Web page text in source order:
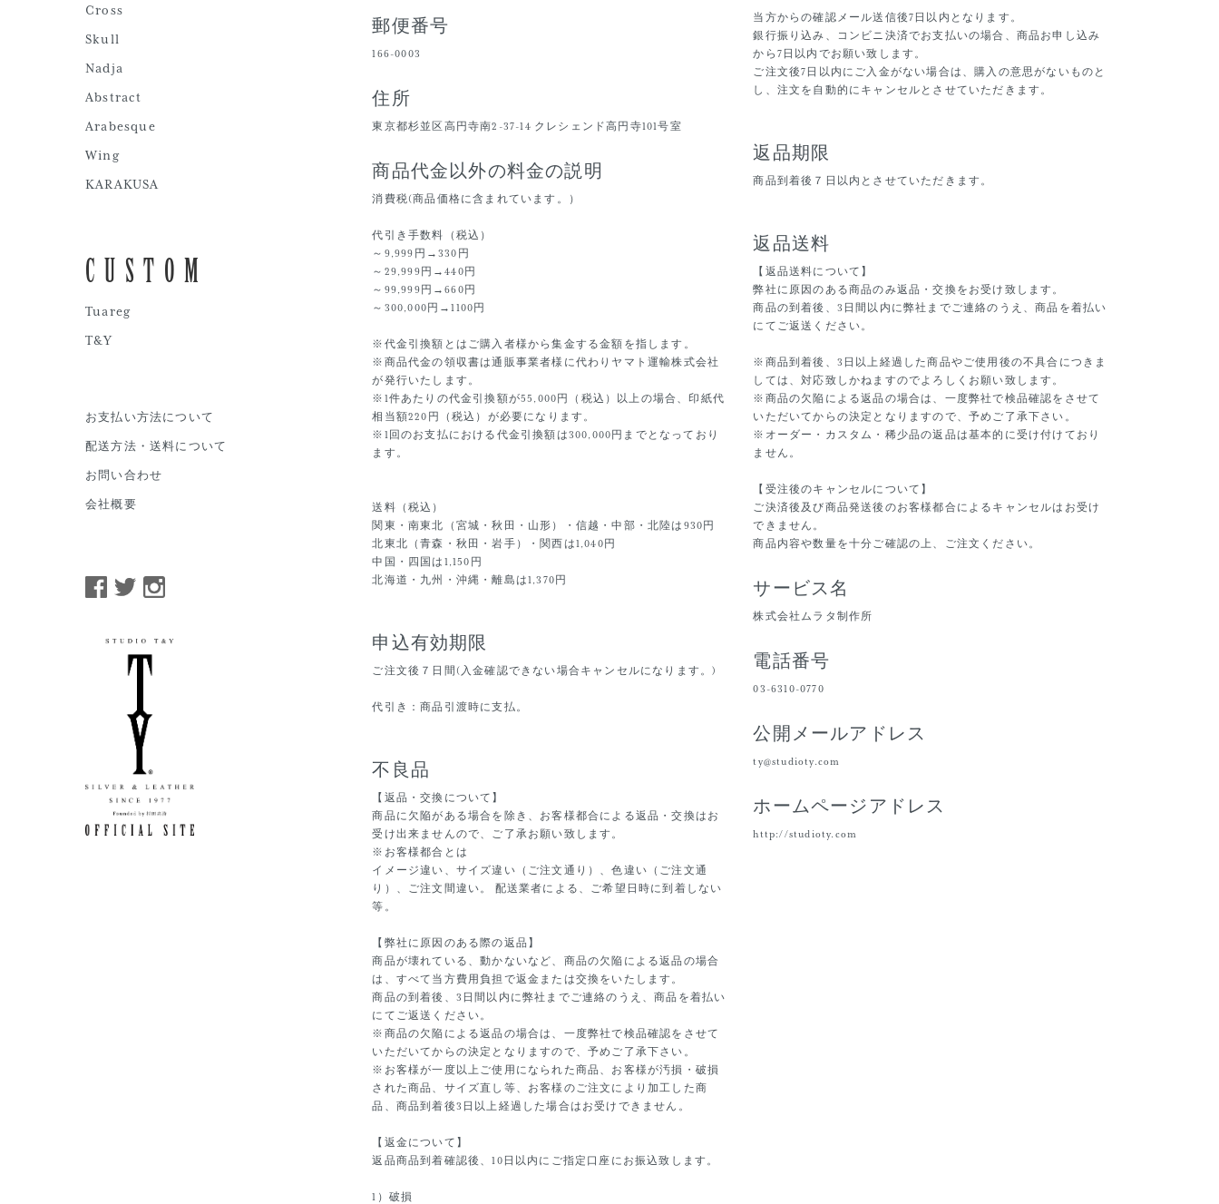
郵便番号
166-0003
住所
東京都杉並区高円寺南2-37-14 クレシェンド高円寺101号室
商品代金以外の料金の説明
消費税(商品価格に含まれています。）
代引き手数料（税込）
～9,999円→330円
～29,999円→440円
～99,999円→660円
～300,000円→1100円
※代金引換額とはご購入者様から集金する金額を指します。
※商品代金の領収書は通販事業者様に代わりヤマト運輸株式会社
が発行いたします。
※1件あたりの代金引換額が55,000円（税込）以上の場合、印紙代
相当額220円（税込）が必要になります。
※1回のお支払における代金引換額は300,000円までとなっており
ます。
送料（税込）
関東・南東北（宮城・秋田・山形）・信越・中部・北陸は930円
北東北（青森・秋田・岩手）・関西は1,040円
中国・四国は1,150円
北海道・九州・沖縄・離島は1,370円
申込有効期限
ご注文後７日間(入金確認できない場合キャンセルになります。)
代引き：商品引渡時に支払。
不良品
【返品・交換について】
商品に欠陥がある場合を除き、お客様都合による返品・交換はお
受け出来ませんので、ご了承お願い致します。
※お客様都合とは
イメージ違い、サイズ違い（ご注文通り）、色違い（ご注文通
り）、ご注文間違い。 配送業者による、ご希望日時に到着しない
等。
【弊社に原因のある際の返品】
商品が壊れている、動かないなど、商品の欠陥による返品の場合
は、すべて当方費用負担で返金または交換をいたします。
商品の到着後、3日間以内に弊社までご連絡のうえ、商品を着払い
にてご返送ください。
※商品の欠陥による返品の場合は、一度弊社で検品確認をさせて
いただいてからの決定となりますので、予めご了承下さい。
※お客様が一度以上ご使用になられた商品、お客様が汚損・破損
された商品、サイズ直し等、お客様のご注文により加工した商
品、商品到着後3日以上経過した場合はお受けできません。
【返金について】
返品商品到着確認後、10日以内にご指定口座にお振込致します。
1）破損
当方からの確認メール送信後7日以内となります。
銀行振り込み、コンビニ決済でお支払いの場合、商品お申し込み
から7日以内でお願い致します。
ご注文後7日以内にご入金がない場合は、購入の意思がないものと
し、注文を自動的にキャンセルとさせていただきます。
返品期限
商品到着後７日以内とさせていただきます。
返品送料
【返品送料について】
弊社に原因のある商品のみ返品・交換をお受け致します。
商品の到着後、3日間以内に弊社までご連絡のうえ、商品を着払い
にてご返送ください。
※商品到着後、3日以上経過した商品やご使用後の不具合につきま
しては、対応致しかねますのでよろしくお願い致します。
※商品の欠陥による返品の場合は、一度弊社で検品確認をさせて
いただいてからの決定となりますので、予めご了承下さい。
※オーダー・カスタム・稀少品の返品は基本的に受け付けており
ません。
【受注後のキャンセルについて】
ご決済後及び商品発送後のお客様都合によるキャンセルはお受け
できません。
商品内容や数量を十分ご確認の上、ご注文ください。
サービス名
株式会社ムラタ制作所
電話番号
03-6310-0770
公開メールアドレス
ty@studioty.com
ホームページアドレス
http://studioty.com
Cross
Skull
Nadja
Abstract
Arabesque
Wing
KARAKUSA
CUSTOM
Tuareg
T&Y
お支払い方法について
配送方法・送料について
お問い合わせ
会社概要